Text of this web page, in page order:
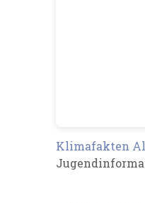
Klimafakten